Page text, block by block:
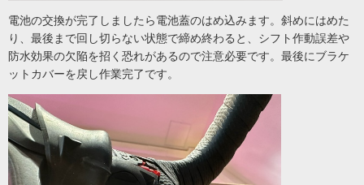
電池の交換が完了しましたら電池蓋のはめ込みます。斜めにはめた
り、最後まで回し切らない状態で締め終わると、シフト作動誤差や
防水効果の欠陥を招く恐れがあるので注意必要です。最後にブラケ
ットカバーを戻し作業完了です。